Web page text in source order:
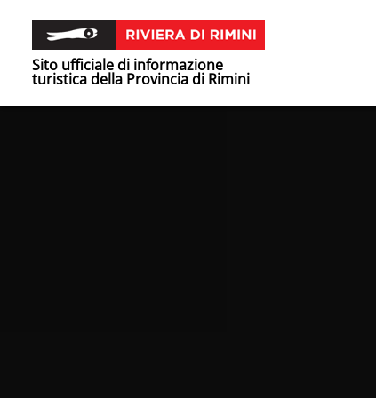
Sito ufficiale di informazione
turistica della Provincia di Rimini